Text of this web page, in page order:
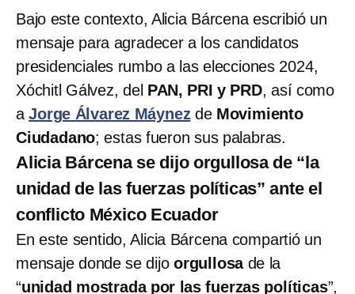
Bajo este contexto, Alicia Bárcena escribió un
mensaje para agradecer a los candidatos
presidenciales rumbo a las elecciones 2024,
Xóchitl Gálvez, del PAN, PRI y PRD, así como
aJorge Álvarez Máynezde Movimiento
Ciudadano; estas fueron sus palabras.
Alicia Bárcena se dijo orgullosa de “la
unidad de las fuerzas políticas” ante el
conflicto México Ecuador
En este sentido, Alicia Bárcena compartió un
mensaje donde se dijoorgullosade la
“unidad mostrada por las fuerzas políticas”,